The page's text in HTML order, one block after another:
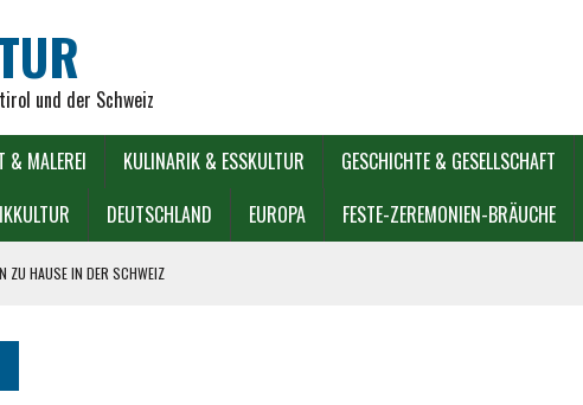
und der Schweiz
& MALEREI KULINARIK & ESSKULTUR GESCHICHTE & GESELLSCHAFT
DEUTSCHLAND EUROPA FESTE-ZEREMONIEN-BRÄUCHE
ZU HAUSE IN DER SCHWEIZ
UND TRAGÖDIE